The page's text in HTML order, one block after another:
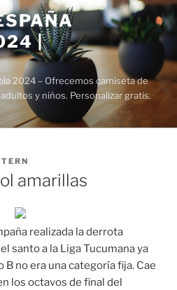
|
2024 – Ofrecemos camiseta de
y niños. Personalizar gratis.
amarillas
realizada la derrota
santo a la Liga Tucumana ya
no era una categoría fija. Cae
los octavos de final del